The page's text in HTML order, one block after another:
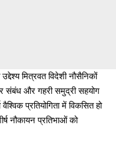
मित्रवत विदेशी नौसैनिकों
संबंध और गहरी समुद्री सहयोग
प्रतियोगिता में विकसित हो
नौकायन प्रतिभाओं को